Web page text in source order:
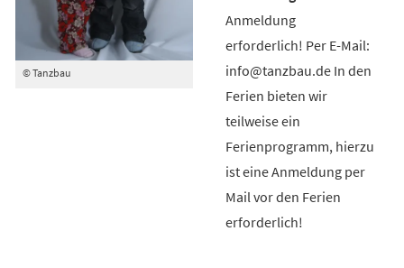
© Tanzbau
Anmeldung
erforderlich! Per E-Mail:
info@tanzbau.de In den
Ferien bieten wir
teilweise ein
Ferienprogramm, hierzu
ist eine Anmeldung per
Mail vor den Ferien
erforderlich!